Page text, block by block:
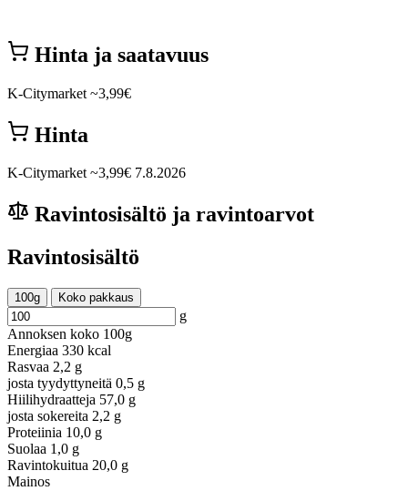
Hinta ja saatavuus
K-Citymarket ~3,99€
Hinta
K-Citymarket ~3,99€ 7.8.2026
Ravintosisältö ja ravintoarvot
Ravintosisältö
100g Koko pakkaus
g
Annoksen koko 100g
Energiaa 330 kcal
Rasvaa 2,2 g
josta tyydyttyneitä 0,5 g
Hiilihydraatteja 57,0 g
josta sokereita 2,2 g
Proteiinia 10,0 g
Suolaa 1,0 g
Ravintokuitua 20,0 g
Mainos